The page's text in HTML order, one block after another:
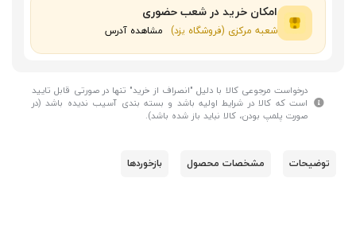
امکان خرید در شعب حضوری
شعبه مرکزی (فروشگاه یزد) مشاهده آدرس
درخواست مرجوعی کالا با دلیل "انصراف از خرید" تنها در صورتی قابل تایید
است که کالا در شرایط اولیه باشد و بسته بندی آسیب ندیده باشد (در
صورت پلمپ بودن، کالا نباید باز شده باشد).
توضیحات مشخصات محصول بازخوردها